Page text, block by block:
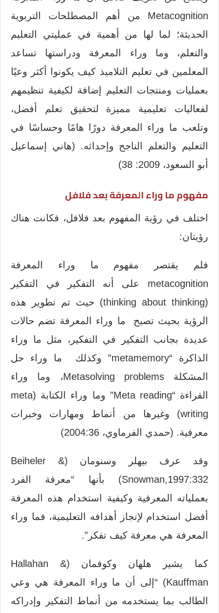
Metacognition من أهم المصطلحات التربوية
الحديثة؛ لما لها من أهمية في عمليتي التعليم
والتعلم، وما وراء المعرفة ودراستها تساعد
المعلمين في تعليم التلاميذ كيف يكونوا أكثر وعيًا
بعمليات ومنتجات التعليم إضافة لكيفية تنظيمهم
لفعاليات تعليمية مميزة لتحقيق تعلم أفضل،
وتلعب ما وراء المعرفة دورًا هامًا وحساسًا في
التعليم والتعلم الناجح وإحداثه. (هاني إسماعيل
أبو السعود، 2009: 38)
مفهوم ما وراء المعرفة بعد فلافل
اختلف في رؤية المفهوم بعد فلافل، فكانت هناك
رؤيتان:
فلم يقتصر مفهوم ما وراء المعرفة
metacognition على أنه التفكير في التفكير
(thinking about thinking) حيث تم تطوير هذه
الرؤية بحيث تصبح ما وراء المعرفة تضم حالات
عديدة بجانب التفكير في التفكير، مثل ما وراء
الذاكرة “metamemory” وكذلك ما وراء حل
المشكلة Metasolving problems، وما وراء
القراءة “Meta reading” وما وراء الكتابة (meta
writing) وغيرها من أنماط ومهارات وخبرات
معرفية. (حمدي الفرماوي، 2004:36)
وقد عرف بيهلر وسنومان (Beiheler &
Snowman,1997:332) بأنها “معرفة الفرد
بعملياته المعرفية وكيفية استخدام هذه المعرفة
أفضل استخدام لإنجاز أهدافه التعليمية، فما وراء
المعرفة هي معرفة كيف تفكر”.
كما يشير هلهان وكوفمان (Hallahan &
Kauffman) “إلى أن ما وراء المعرفة هي وعي
الطالب بما يستخدمه من أنماط التفكير وإدراكه